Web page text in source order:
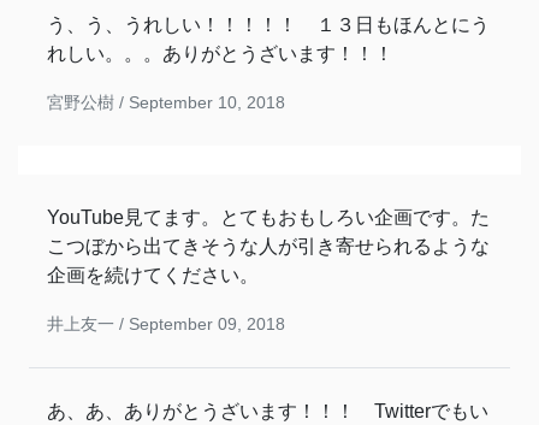
う、う、うれしい！！！！！ １３日もほんとにう
れしい。。。ありがとうざいます！！！
宮野公樹 / September 10, 2018
YouTube見てます。とてもおもしろい企画です。た
こつぼから出てきそうな人が引き寄せられるような
企画を続けてください。
井上友一 / September 09, 2018
あ、あ、ありがとうざいます！！！ Twitterでもい